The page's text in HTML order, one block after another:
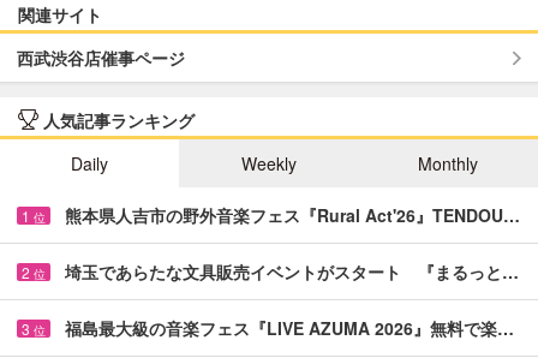
関連サイト
西武渋谷店催事ページ
人気記事ランキング
Daily
Weekly Monthly
1 位 熊本県人吉市の野外音楽フェス『Rural Act'26』TENDOU…
2 位 埼玉であらたな文具販売イベントがスタート 『まるっと…
3 位 福島最大級の音楽フェス『LIVE AZUMA 2026』無料で楽…